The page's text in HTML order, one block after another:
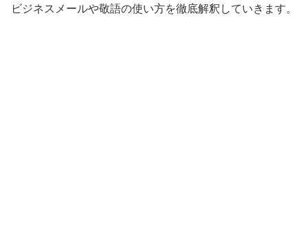
ビジネスメールや敬語の使い方を徹底解釈していきます。